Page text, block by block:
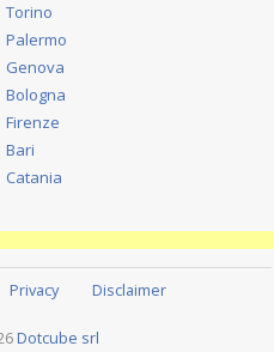
Torino
Palermo
Genova
Bologna
Firenze
Bari
Catania
Privacy Disclaimer
Dotcube srl